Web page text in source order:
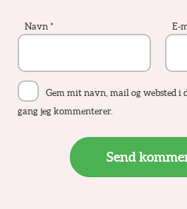
Navn * E-
Gem mit navn, mail og websted i
gang jeg kommenterer.